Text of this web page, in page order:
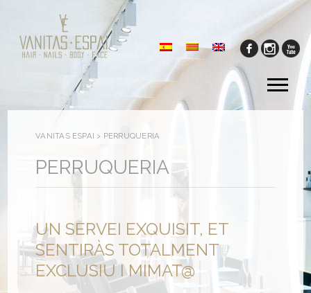
VANITAS ESPAI > PERRUQUERIA
PERRUQUERIA
UN SERVEI EXQUISIT, ET
SENTIRÀS TOTALMENT
EXCLUSIU I MIMAT@